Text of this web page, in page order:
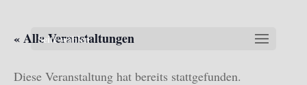
Seite wählen
« Alle Veranstaltungen
Diese Veranstaltung hat bereits stattgefunden.